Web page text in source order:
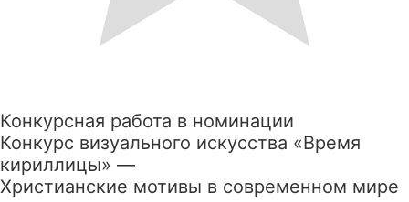
Конкурсная работа в номинации
Конкурс визуального искусства «Время
кириллицы» —
Христианские мотивы в современном мире